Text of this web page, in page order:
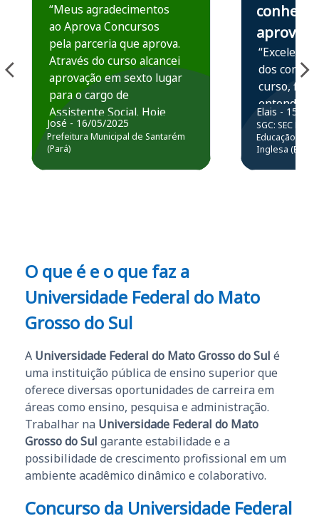
“Meus agradecimentos
ao Aprova Concursos
pela parceria que aprova.
Através do curso alcancei
aprovação em sexto lugar
para o cargo de
Assistente Social. Hoje
estou atuando na
Prefeitura de Santarém.
José - 16/05/2025
Prefeitura Municipal de Santarém
(Pará)
conhece,
aprova
“Excelente
dos
curso,
entender e
prática
resolução
questões.”
Elais - 15/07/
SGC: SEC BA
Educação
Inglesa (Edital
O que é e o que faz a
Universidade Federal do Mato
Grosso do Sul
A Universidade Federal do Mato Grosso do Sul é
uma instituição pública de ensino superior que
oferece diversas oportunidades de carreira em
áreas como ensino, pesquisa e administração.
Trabalhar na Universidade Federal do Mato
Grosso do Sul garante estabilidade e a
possibilidade de crescimento profissional em um
ambiente acadêmico dinâmico e colaborativo.
Concurso da Universidade Federal